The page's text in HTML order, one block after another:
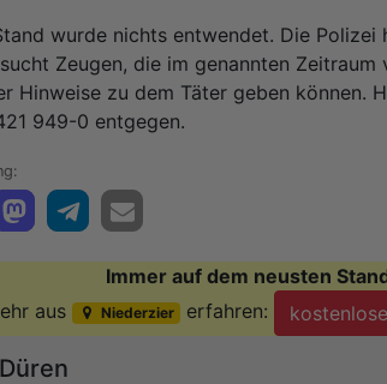
wurde nichts entwendet. Die Polizei
Zeugen, die im genannten
Hinweise zu dem Täter geben können.
949-0 entgegen.
Immer auf dem neusten
aus
Niederzier erfahren: